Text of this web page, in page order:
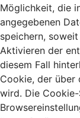
Möglichkeit, die
angegebenen
speichern,
Aktivieren der
diesem Fall
Cookie, der über
wird. Die Cookie-